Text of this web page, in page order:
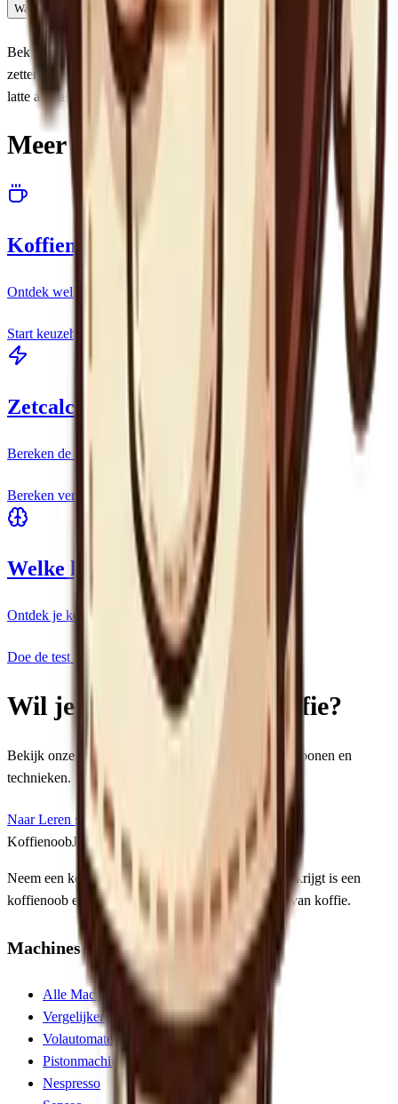
Waar kan ik meer leren over koffie?
Bekijk onze Leren sectie voor uitgebreide artikelen over koffie
zetten, bonen, zetmethodes en meer. Van de perfecte espresso tot
latte art basics, we hebben artikelen voor elk niveau.
Meer handige hulpmiddelen
Koffiemachine keuzehulp
Ontdek welke koffiemachine bij jou past
Start keuzehulp
Zetcalculator
Bereken de perfecte koffie/water verhouding
Bereken verhouding
Welke koffie ben jij?
Ontdek je koffie-persoonlijkheid
Doe de test
Wil je meer leren over koffie?
Bekijk onze uitgebreide artikelen over koffie zetten, bonen en
technieken.
Naar Leren sectie
KoffienoobJouw gids in de wereld van koffie
Neem een koffieboon en draai hem om. Wat je dan krijgt is een
koffienoob en een nieuw perspectief op de wereld van koffie.
Machines
Alle Machines
Vergelijken
Volautomaten
Pistonmachines
Nespresso